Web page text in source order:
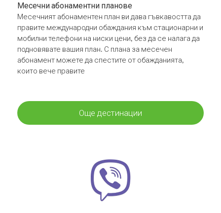
Месечни абонаментни планове
Месечният абонаментен план ви дава гъвкавостта да
правите международни обаждания към стационарни и
мобилни телефони на ниски цени, без да се налага да
подновявате вашия план. С плана за месечен
абонамент можете да спестите от обажданията,
които вече правите
Още дестинации